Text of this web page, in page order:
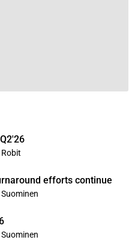
Robit
efforts continue
Suominen
Suominen